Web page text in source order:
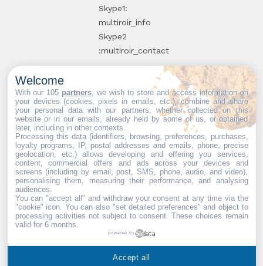
Skype1:
multiroir_info
Skype2
:multiroir_contact
10, route de
Brie-Comte-
Robert
94520 Périgny-
sur-Yerres
Partenaires web : Mdose
Multiroir © 2026. Tous droits
Welcome
With our 105 partners , we wish to store and access information on
your devices (cookies, pixels in emails, etc.), combine and share
your personal data with our partners, whether collected on this
website or in our emails, already held by some of us, or obtained
later, including in other contexts.
Processing this data (identifiers, browsing, preferences, purchases,
loyalty programs, IP, postal addresses and emails, phone, precise
geolocation, etc.) allows developing and offering you services,
content, commercial offers and ads across your devices and
screens (including by email, post, SMS, phone, audio, and video),
personalising them, measuring their performance, and analysing
audiences.
You can "accept all" and withdraw your consent at any time via the
"cookie" icon . You can also "set detailed preferences" and object to
processing activities not subject to consent. These choices remain
valid for 6 months.
powered by
Accept all